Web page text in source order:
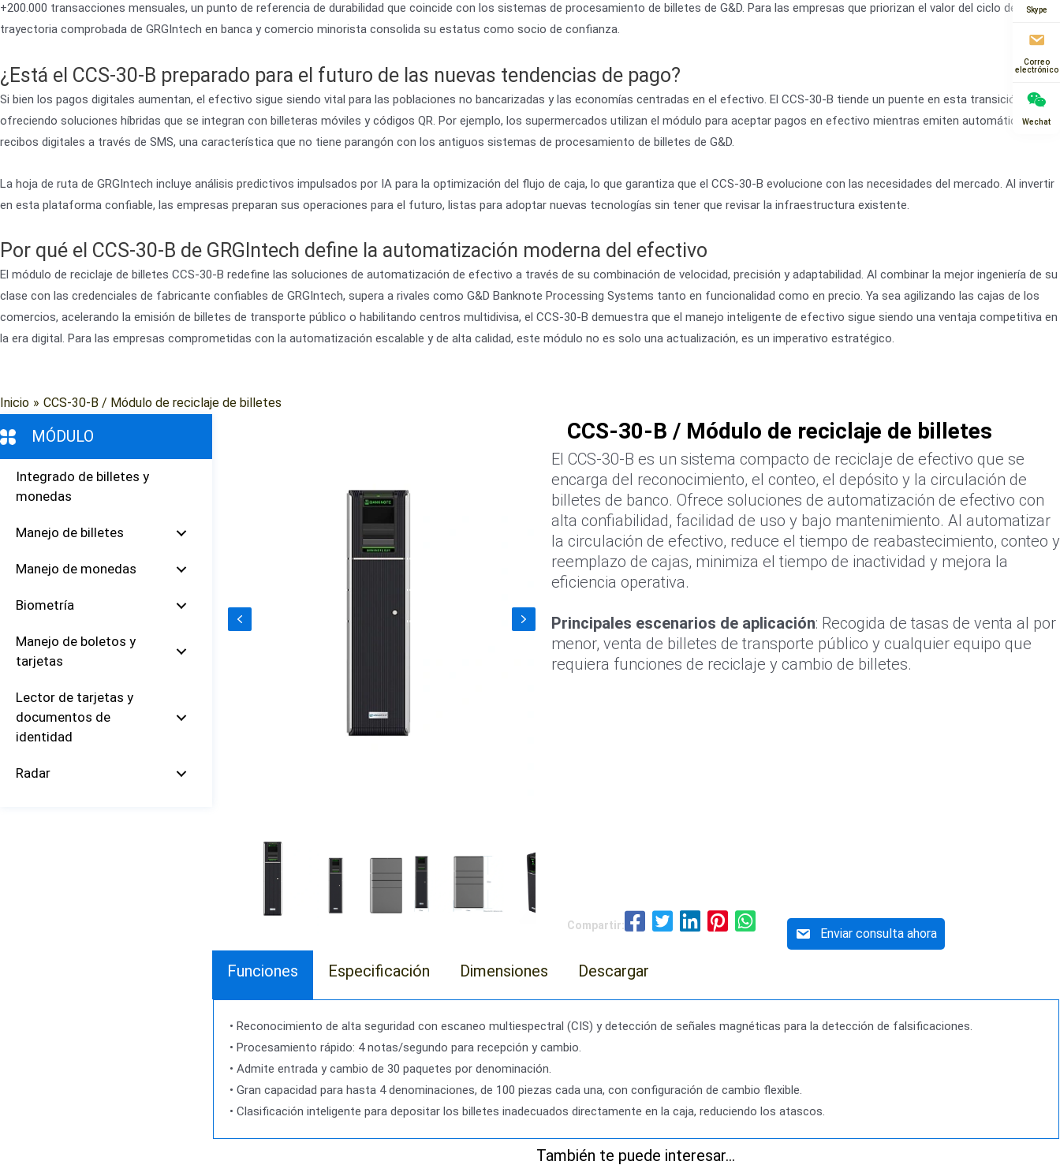
+200.000 transacciones mensuales, un punto de referencia de durabilidad que coincide con los sistemas de procesamiento de billetes de G&D. Para las empresas que priorizan el valor del ciclo de vida, la
trayectoria comprobada de GRGIntech en banca y comercio minorista consolida su estatus como socio de confianza.
¿Está el CCS-30-B preparado para el futuro de las nuevas tendencias de pago?
Si bien los pagos digitales aumentan, el efectivo sigue siendo vital para las poblaciones no bancarizadas y las economías centradas en el efectivo. El CCS-30-B tiende un puente en esta transición,
ofreciendo soluciones híbridas que se integran con billeteras móviles y códigos QR. Por ejemplo, los supermercados utilizan el módulo para aceptar pagos en efectivo mientras emiten automáticamente
recibos digitales a través de SMS, una característica que no tiene parangón con los antiguos sistemas de procesamiento de billetes de G&D.
La hoja de ruta de GRGIntech incluye análisis predictivos impulsados por IA para la optimización del flujo de caja, lo que garantiza que el CCS-30-B evolucione con las necesidades del mercado. Al invertir
en esta plataforma confiable, las empresas preparan sus operaciones para el futuro, listas para adoptar nuevas tecnologías sin tener que revisar la infraestructura existente.
Por qué el CCS-30-B de GRGIntech define la automatización moderna del efectivo
El módulo de reciclaje de billetes CCS-30-B redefine las soluciones de automatización de efectivo a través de su combinación de velocidad, precisión y adaptabilidad. Al combinar la mejor ingeniería de su
clase con las credenciales de fabricante confiables de GRGIntech, supera a rivales como G&D Banknote Processing Systems tanto en funcionalidad como en precio. Ya sea agilizando las cajas de los
comercios, acelerando la emisión de billetes de transporte público o habilitando centros multidivisa, el CCS-30-B demuestra que el manejo inteligente de efectivo sigue siendo una ventaja competitiva en
la era digital. Para las empresas comprometidas con la automatización escalable y de alta calidad, este módulo no es solo una actualización, es un imperativo estratégico.
Inicio » CCS-30-B / Módulo de reciclaje de billetes
MÓDULO
Integrado de billetes y
monedas
Manejo de billetes
Manejo de monedas
Biometría
Manejo de boletos y
tarjetas
Lector de tarjetas y
documentos de
identidad
Radar
CCS-30-B / Módulo de reciclaje de billetes
El CCS-30-B es un sistema compacto de reciclaje de efectivo que se
encarga del reconocimiento, el conteo, el depósito y la circulación de
billetes de banco. Ofrece soluciones de automatización de efectivo con
alta confiabilidad, facilidad de uso y bajo mantenimiento. Al automatizar
la circulación de efectivo, reduce el tiempo de reabastecimiento, conteo y
reemplazo de cajas, minimiza el tiempo de inactividad y mejora la
eficiencia operativa.
Principales escenarios de aplicación: Recogida de tasas de venta al por
menor, venta de billetes de transporte público y cualquier equipo que
requiera funciones de reciclaje y cambio de billetes.
Compartir:
Enviar consulta ahora
Funciones Especificación Dimensiones Descargar
• Reconocimiento de alta seguridad con escaneo multiespectral (CIS) y detección de señales magnéticas para la detección de falsificaciones.
• Procesamiento rápido: 4 notas/segundo para recepción y cambio.
• Admite entrada y cambio de 30 paquetes por denominación.
• Gran capacidad para hasta 4 denominaciones, de 100 piezas cada una, con configuración de cambio flexible.
• Clasificación inteligente para depositar los billetes inadecuados directamente en la caja, reduciendo los atascos.
También te puede interesar...
Skype
Correo
electrónico
Wechat